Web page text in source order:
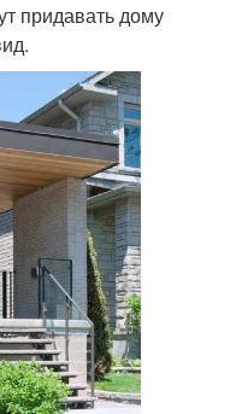
придавать дому